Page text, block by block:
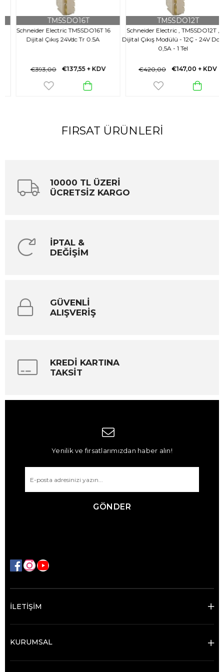
Schneider Electric TM5SDO16T 16
Dijital Çıkış 24Vdc Tr 0.5A
TM5SDO16T
€137,55+ KDV
€393,00
Schneider Electric , TM5SDO12T ,
Dijital Çıkış Modülü - 12Ç - 24V Dc -
0,5A - 1 Tel
TM5SDO12T
€147,00+ KDV
€420,00
FIRSAT ÜRÜNLERI
10000 TL ÜZERİ
ÜCRETSİZ KARGO
İPTAL &
DEĞİŞİM
GÜVENLİ
ALIŞVERİŞ
KREDİ KARTINA
TAKSİT
Yenilik ve fırsatlarımızdan haber alın!
GÖNDER
İLETİŞİM
KURUMSAL